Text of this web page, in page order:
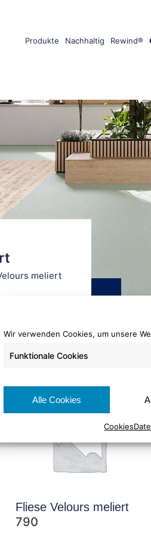
Wir verwenden Cookies, um unsere
Funktionale Cookies
Alle Cookies
Cookies
Produkte Nachhaltig Rewind®
meliert
Fliese Velours meliert
790